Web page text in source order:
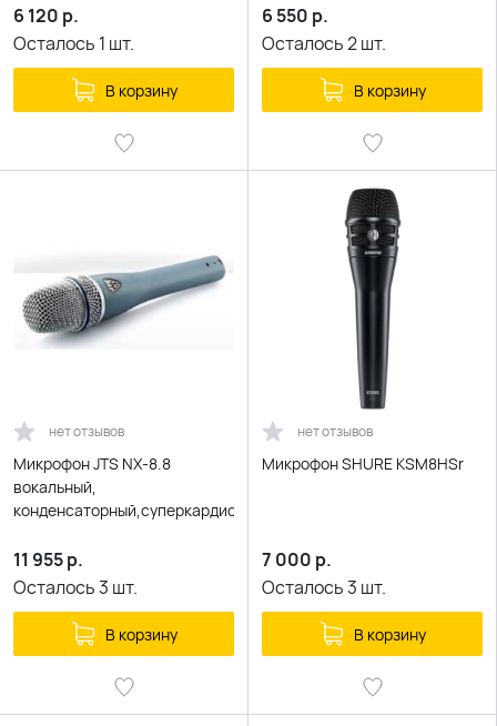
6 120 р.
Осталось 1 шт.
В корзину
6 550 р.
Осталось2шт.
В корзину
нет отзывов
Микрофон JTS NX-8.8
вокальный,
конденсаторный,суперкардиоидный
11 955р.
Осталось3 шт.
В корзину
нет отзывов
Микрофон SHURE KSM8HSr
7 000 р.
Осталось3 шт.
В корзину